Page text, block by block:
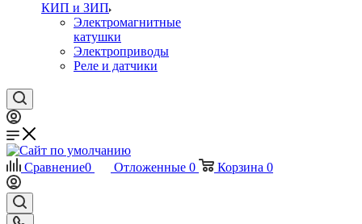
КИП и ЗИП
Электромагнитные
катушки
Электроприводы
Реле и датчики
Сравнение0 Отложенные 0 Корзина 0